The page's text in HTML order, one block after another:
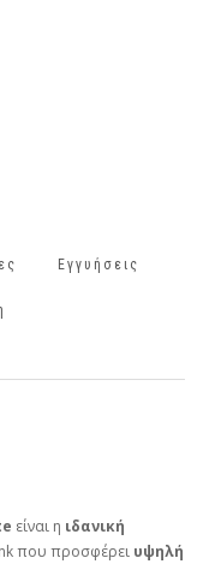
Εγγυήσεις
είναι η ιδανική
που προσφέρει υψηλή